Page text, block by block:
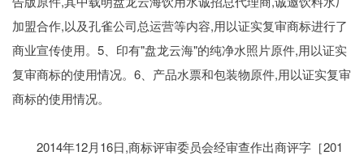
加盟合作,以及孔雀公司总运营等内容,用以证实复审商标进行了
商业宣传使用。5、印有"盘龙云海"的纯净水照片原件,用以证实
复审商标的使用情况。6、产品水票和包装物原件,用以证实复审
商标的使用情况。
2014年12月16日,商标评审委员会经审查作出商评字［201